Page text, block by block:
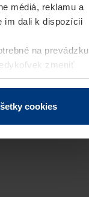
médiá, reklamu a
im dali k dispozícii
na prevádzku
zmeniť
stránky.
cookies